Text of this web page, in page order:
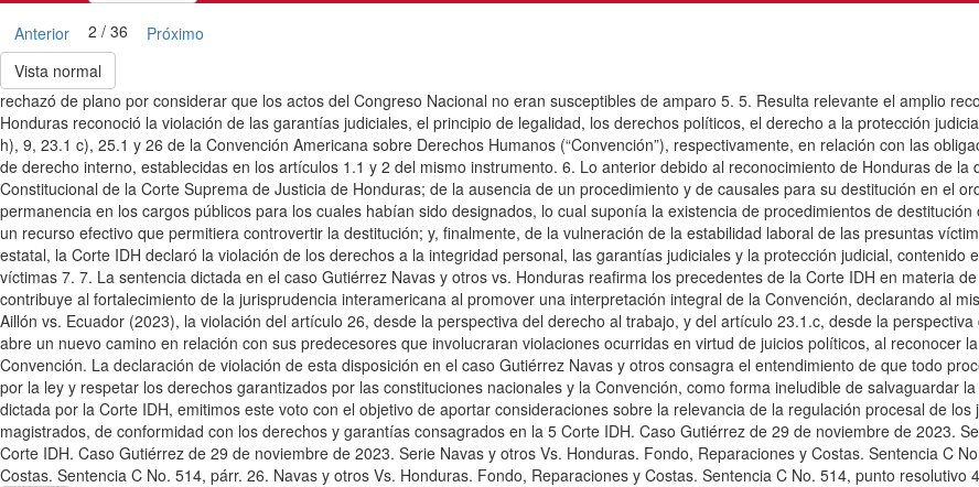
Anterior 2 / 36
Próximo
Vista normal
rechazó de plano por considerar que los actos del Congreso Nacional no eran susceptibles de amparo 5. 5. Resulta relevante el amplio
Honduras reconoció la violación de las garantías judiciales, el principio de legalidad, los derechos políticos, el derecho a la protección
h), 9, 23.1 c), 25.1 y 26 de la Convención Americana sobre Derechos Humanos (“Convención”), respectivamente, en relación con las
de derecho interno, establecidas en los artículos 1.1 y 2 del mismo instrumento. 6. Lo anterior debido al reconocimiento de Honduras de
Constitucional de la Corte Suprema de Justicia de Honduras; de la ausencia de un procedimiento y de causales para su destitución en el
permanencia en los cargos públicos para los cuales habían sido designados, lo cual suponía la existencia de procedimientos de
un recurso efectivo que permitiera controvertir la destitución; y, finalmente, de la vulneración de la estabilidad laboral de las presuntas
estatal, la Corte IDH declaró la violación de los derechos a la integridad personal, las garantías judiciales y la protección judicial,
víctimas 7. 7. La sentencia dictada en el caso Gutiérrez Navas y otros vs. Honduras reafirma los precedentes de la Corte IDH en materia
contribuye al fortalecimiento de la jurisprudencia interamericana al promover una interpretación integral de la Convención, declarando al
Aillón vs. Ecuador (2023), la violación del artículo 26, desde la perspectiva del derecho al trabajo, y del artículo 23.1.c, desde la
abre un nuevo camino en relación con sus predecesores que involucraran violaciones ocurridas en virtud de juicios políticos, al reconocer
Convención. La declaración de violación de esta disposición en el caso Gutiérrez Navas y otros consagra el entendimiento de que todo
por la ley y respetar los derechos garantizados por las constituciones nacionales y la Convención, como forma ineludible de salvaguardar
dictada por la Corte IDH, emitimos este voto con el objetivo de aportar consideraciones sobre la relevancia de la regulación procesal de
magistrados, de conformidad con los derechos y garantías consagrados en la 5 Corte IDH. Caso Gutiérrez de 29 de noviembre de 2023.
Corte IDH. Caso Gutiérrez de 29 de noviembre de 2023. Serie Navas y otros Vs. Honduras. Fondo, Reparaciones y Costas. Sentencia C
Costas. Sentencia C No. 514, párr. 26. Navas y otros Vs. Honduras. Fondo, Reparaciones y Costas. Sentencia C No. 514, punto resolutivo